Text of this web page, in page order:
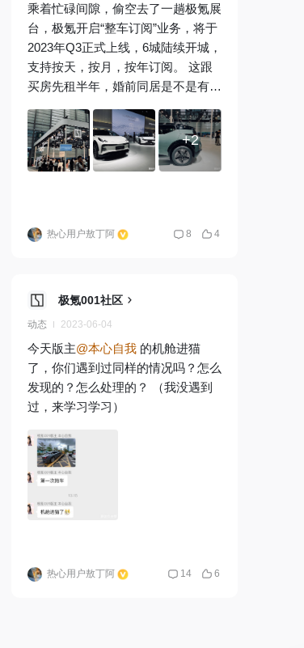
乘着忙碌间隙，偷空去了一趟极氪展
台，极氪开启“整车订阅”业务，将于
2023年Q3正式上线，6城陆续开城，
支持按天，按月，按年订阅。 这跟
买房先租半年，婚前同居是不是有异
买车前先订阅一段时间，有问题提前
发现，能接受就接受，不接受就下一
个，谁都不委屈，大大提高买车满意
+2
热心用户敖丁阿 8 4
极氪001社区
动态 2023-06-04
今天版主@本心自我 的机舱进猫
了，你们遇到过同样的情况吗？怎么
发现的？怎么处理的？ （我没遇到
过，来学习学习）
热心用户敖丁阿 14 6